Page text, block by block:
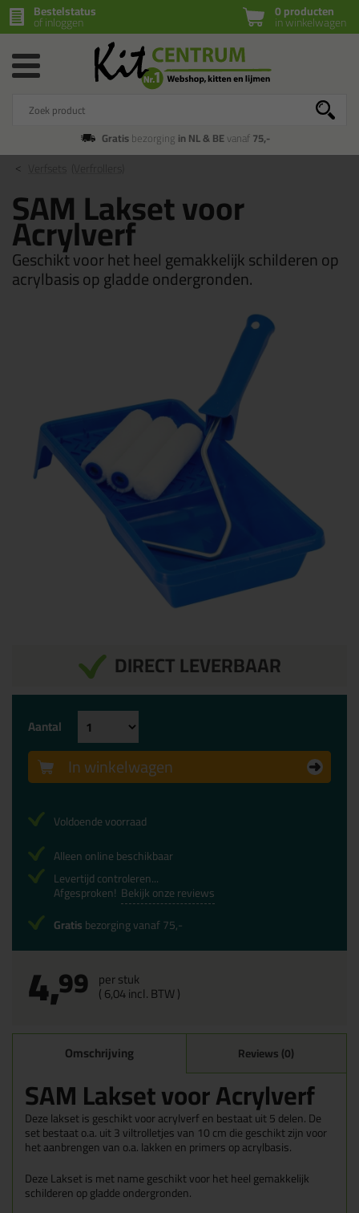
0 producten
in winkelwagen
Bestelstatus
of inloggen
Gratisbezorging in NL & BEvanaf75,-
Verfsets (Verfrollers)
SAM Lakset voor
Acrylverf
Geschikt voor het heel gemakkelijk schilderen op
acrylbasis op gladde ondergronden.
DIRECT LEVERBAAR
4,99 per stuk
(6,04incl. BTW )
Aantal
In winkelwagen
Voldoende voorraad
Alleen online beschikbaar
Levertijd controleren...
Afgesproken! Bekijk onze reviews
Gratisbezorging vanaf 75,-
Omschrijving Reviews (0)
SAM Lakset voor Acrylverf
Deze lakset is geschikt voor acrylverf en bestaat uit 5 delen. De
set bestaat o.a. uit 3 viltrolletjes van 10 cm die geschikt zijn voor
het aanbrengen van o.a. lakken en primers op acrylbasis.
Deze Lakset is met name geschikt voor het heel gemakkelijk
schilderen op gladde ondergronden.